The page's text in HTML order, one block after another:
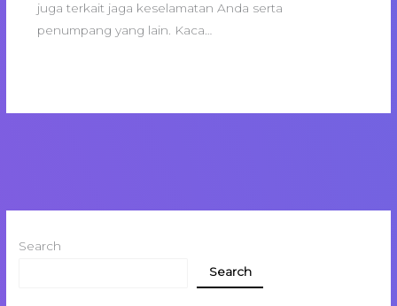
juga terkait jaga keselamatan Anda serta
penumpang yang lain. Kaca…
Search
Search